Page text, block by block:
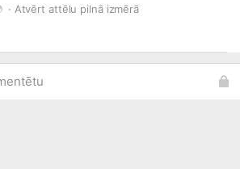
· Atvērt attēlu pilnā izmērā